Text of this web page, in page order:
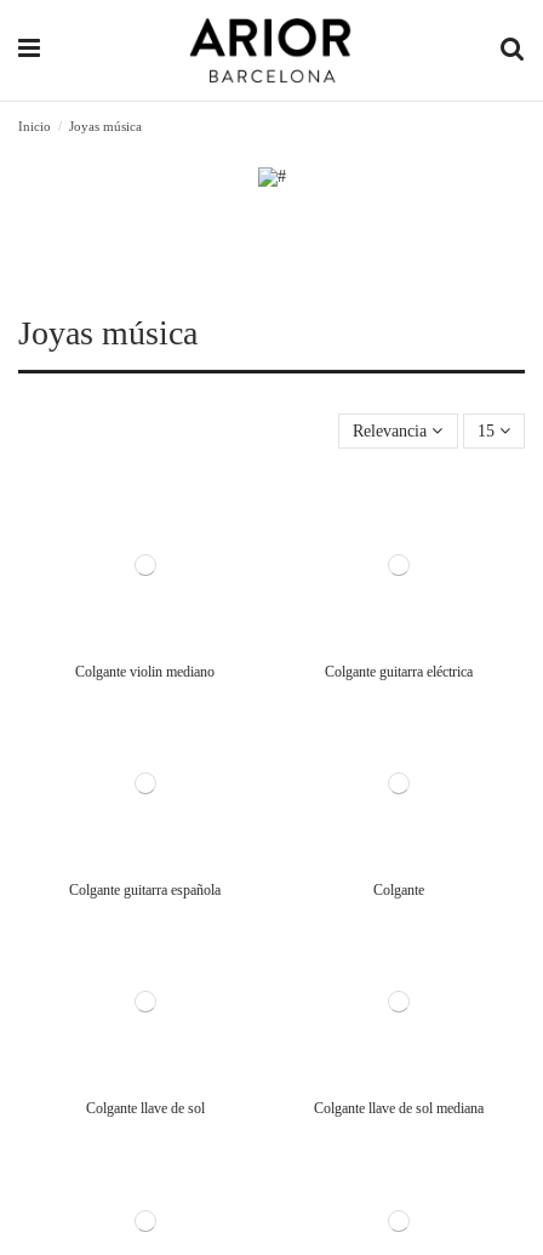
Inicio Joyas música
Joyas música
Relevancia 15
Colgante violin mediano Colgante guitarra eléctrica
Colgante guitarra española Colgante
Colgante llave de sol Colgante llave de sol mediana